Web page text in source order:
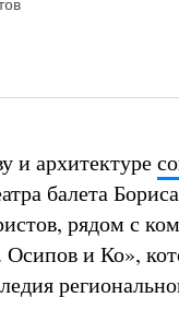
и архитектуре
балета Бориса
рядом с
Осипов и Ко»,